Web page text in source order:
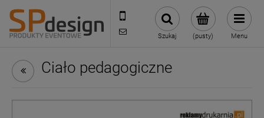
221002030
sklep@reklamydrukarnia.pl
(pusty)
Szukaj Menu
Ciało pedagogiczne